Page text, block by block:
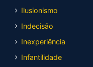
Ilusionismo
Indecisão
Inexperiência
Infantilidade